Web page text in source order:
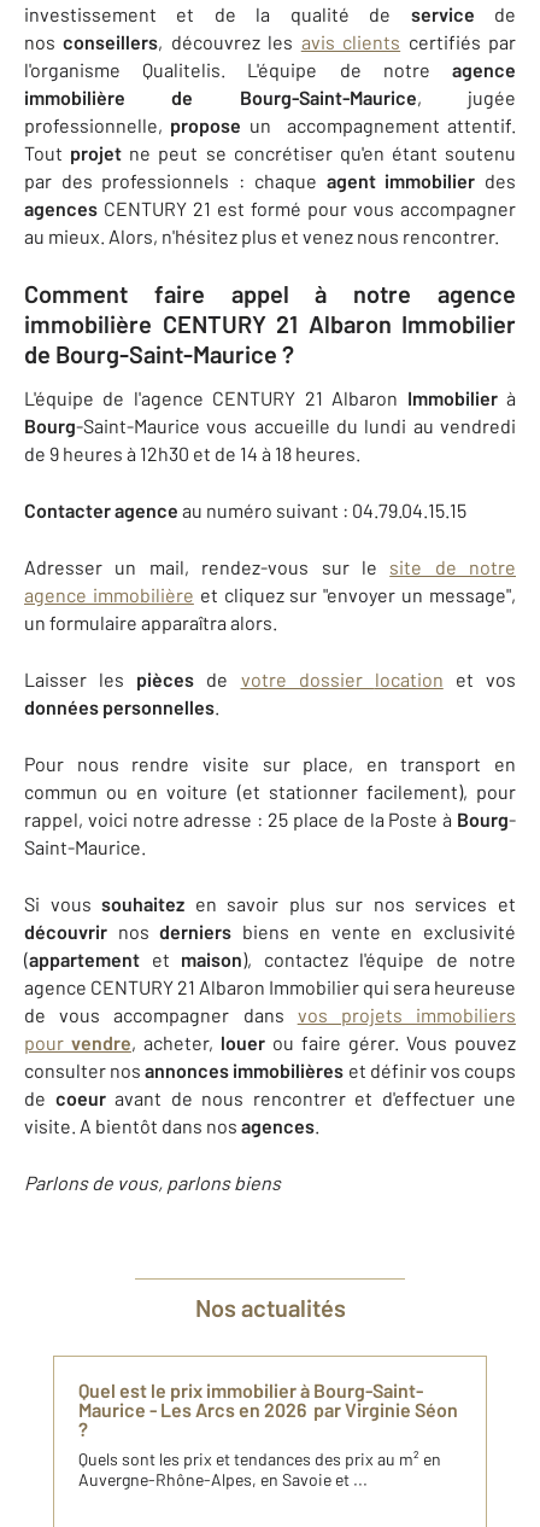
investissement et de la qualité de service de
nosconseillers, découvrez les avis clients certifiés par
l'organisme Qualitelis. L'équipe de notre agence
immobilière de Bourg-Saint-Maurice, jugée
professionnelle, propose un accompagnement attentif.
Tout projet ne peut se concrétiser qu'en étant soutenu
par des professionnels : chaque agent immobilier des
agences CENTURY 21 est formé pour vous accompagner
au mieux. Alors, n'hésitez plus et venez nous rencontrer.
Comment faire appel à notre agence
immobilière CENTURY 21 Albaron Immobilier
de Bourg-Saint-Maurice ?
L'équipe de l'agence CENTURY 21 Albaron Immobilierà
Bourg-Saint-Maurice vous accueille du lundi au vendredi
de 9 heures à 12h30 et de 14 à 18 heures.
Contacter agence au numéro suivant : 04.79.04.15.15
Adresser un mail, rendez-vous sur le site de notre
agence immobilière et cliquez sur "envoyer un message",
un formulaire apparaîtra alors.
Laisser les pièces de votre dossier location et vos
données personnelles.
Pour nous rendre visite sur place, en transport en
commun ou en voiture (et stationner facilement), pour
rappel, voici notre adresse : 25 place de la Poste à Bourg-
Saint-Maurice.
Si voussouhaitez en savoir plus sur nos services et
découvrir nosderniers biens en vente en exclusivité
(appartement et maison), contactez l'équipe de notre
agence CENTURY 21 Albaron Immobilier qui sera heureuse
de vous accompagner dans vos projets immobiliers
pour vendre, acheter, louer ou faire gérer. Vous pouvez
consulter nosannonces immobilières et définir vos coups
de coeuravant de nous rencontrer et d'effectuer une
visite. A bientôt dans nos agences.
Parlons de vous, parlons biens
Nos actualités
Quel est le prix immobilier à Bourg-Saint-
Maurice - Les Arcs en 2026 par Virginie Séon
?
Quels sont les prix et tendances des prix au m² en
Auvergne-Rhône-Alpes, en Savoie et ...